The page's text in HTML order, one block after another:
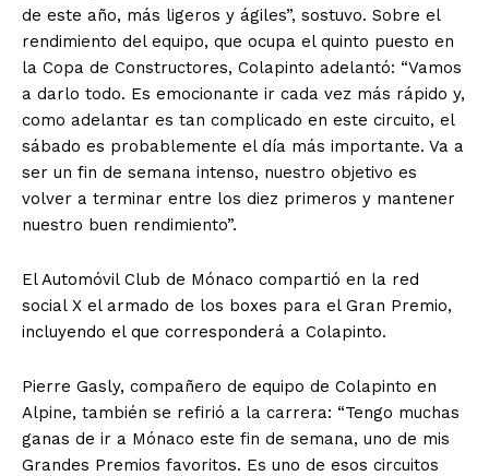
de este año, más ligeros y ágiles”, sostuvo. Sobre el
rendimiento del equipo, que ocupa el quinto puesto en
la Copa de Constructores, Colapinto adelantó: “Vamos
a darlo todo. Es emocionante ir cada vez más rápido y,
como adelantar es tan complicado en este circuito, el
sábado es probablemente el día más importante. Va a
ser un fin de semana intenso, nuestro objetivo es
volver a terminar entre los diez primeros y mantener
nuestro buen rendimiento”.
El Automóvil Club de Mónaco compartió en la red
social X el armado de los boxes para el Gran Premio,
incluyendo el que corresponderá a Colapinto.
Pierre Gasly, compañero de equipo de Colapinto en
Alpine, también se refirió a la carrera: “Tengo muchas
ganas de ir a Mónaco este fin de semana, uno de mis
Grandes Premios favoritos. Es uno de esos circuitos